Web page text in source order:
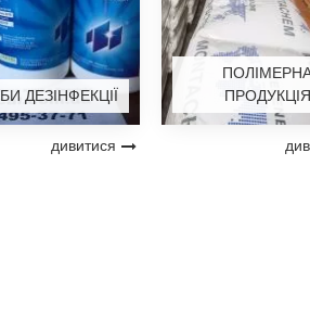
ДЕЗІНФЕКЦІЇ
дивитися
ПРОДУКЦІЯ